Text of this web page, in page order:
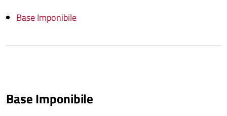
Base Imponibile
Base Imponibile